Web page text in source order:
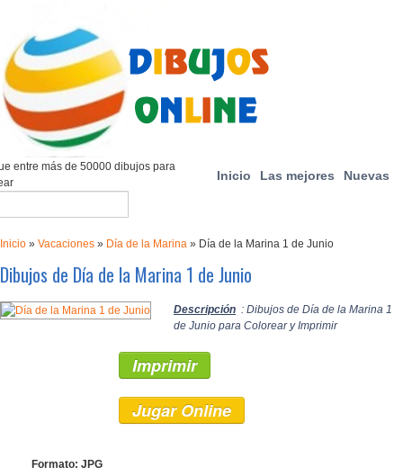
Inicio Las mejores Nuevas
entre más de 50000 dibujos para
Inicio » Vacaciones » Día de la Marina » Día de la Marina 1 de Junio
Dibujos de Día de la Marina 1 de Junio
Descripción : Dibujos de Día de la Marina 1
de Junio para Colorear y Imprimir
Imprimir
Jugar Online
Formato: JPG